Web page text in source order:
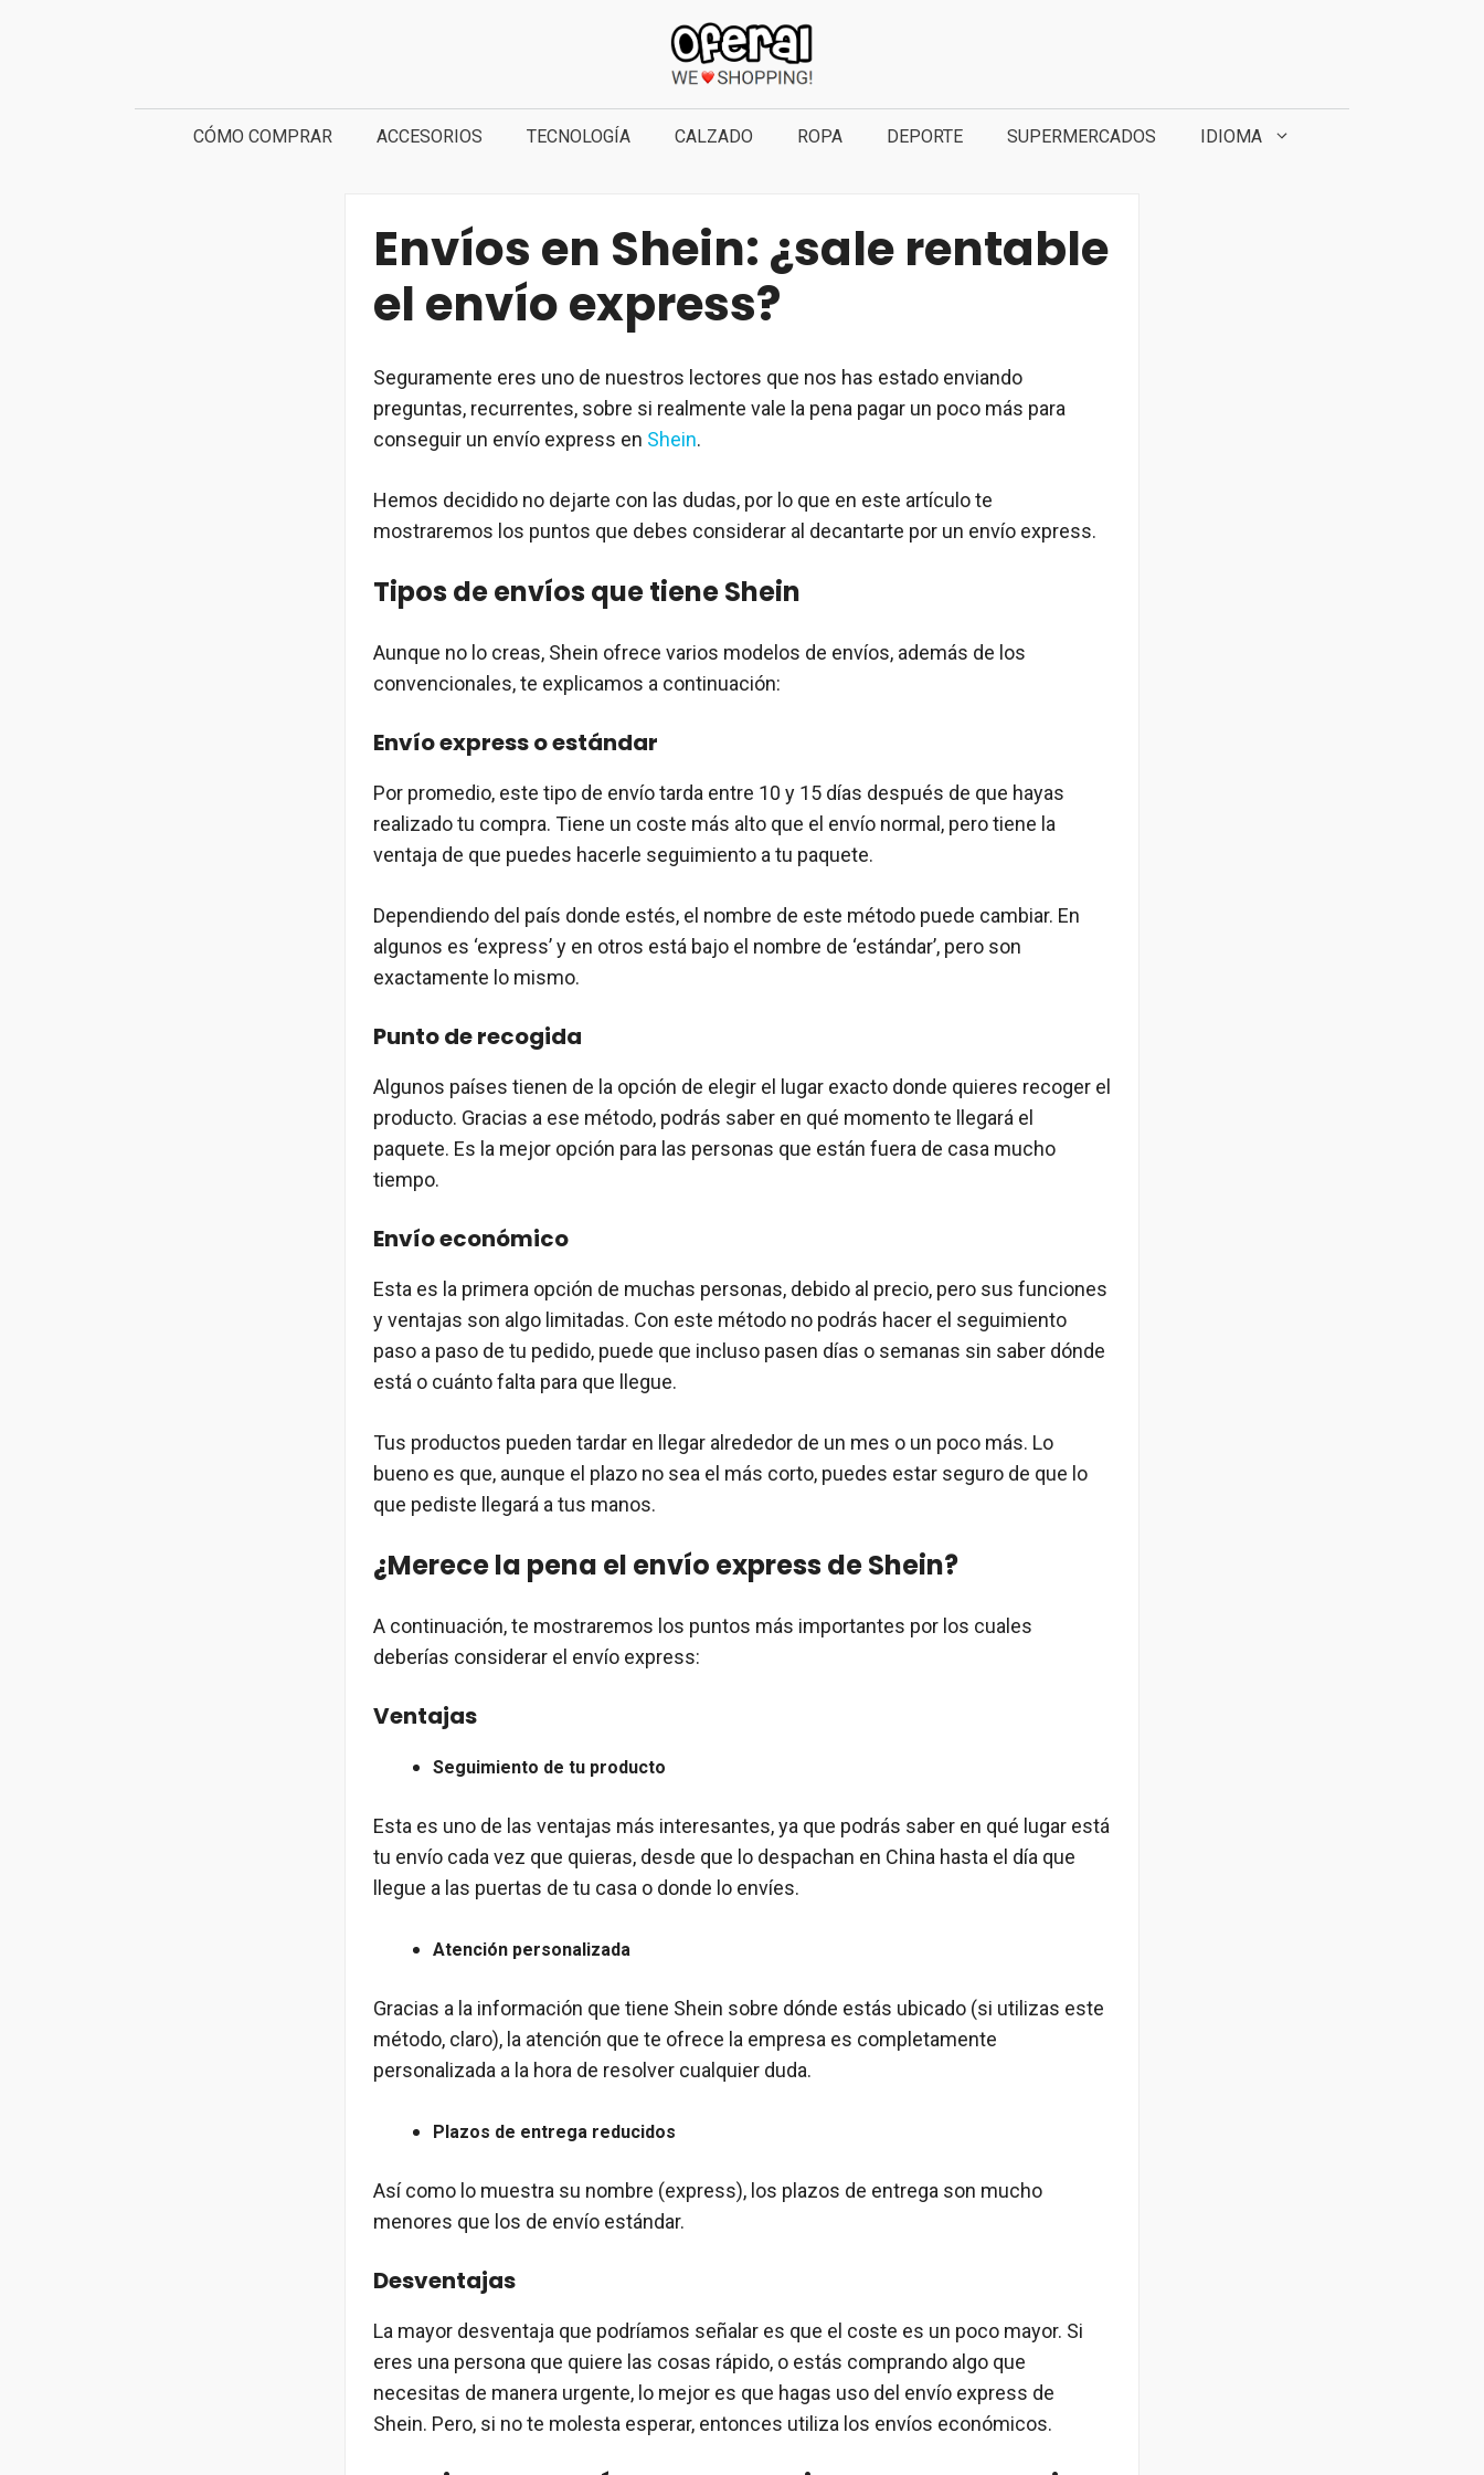
CÓMO COMPRAR ACCESORIOS TECNOLOGÍA CALZADO ROPA DEPORTE SUPERMERCADOS IDIOMA
Envíos en Shein: ¿sale rentable
el envío express?
Seguramente eres uno de nuestros lectores que nos has estado enviando
preguntas, recurrentes, sobre si realmente vale la pena pagar un poco más para
conseguir un envío express en Shein.
Hemos decidido no dejarte con las dudas, por lo que en este artículo te
mostraremos los puntos que debes considerar al decantarte por un envío express.
Tipos de envíos que tiene Shein
Aunque no lo creas, Shein ofrece varios modelos de envíos, además de los
convencionales, te explicamos a continuación:
Envío express o estándar
Por promedio, este tipo de envío tarda entre 10 y 15 días después de que hayas
realizado tu compra. Tiene un coste más alto que el envío normal, pero tiene la
ventaja de que puedes hacerle seguimiento a tu paquete.
Dependiendo del país donde estés, el nombre de este método puede cambiar. En
algunos es ‘express’ y en otros está bajo el nombre de ‘estándar’, pero son
exactamente lo mismo.
Punto de recogida
Algunos países tienen de la opción de elegir el lugar exacto donde quieres recoger el
producto. Gracias a ese método, podrás saber en qué momento te llegará el
paquete. Es la mejor opción para las personas que están fuera de casa mucho
tiempo.
Envío económico
Esta es la primera opción de muchas personas, debido al precio, pero sus funciones
y ventajas son algo limitadas. Con este método no podrás hacer el seguimiento
paso a paso de tu pedido, puede que incluso pasen días o semanas sin saber dónde
está o cuánto falta para que llegue.
Tus productos pueden tardar en llegar alrededor de un mes o un poco más. Lo
bueno es que, aunque el plazo no sea el más corto, puedes estar seguro de que lo
que pediste llegará a tus manos.
¿Merece la pena el envío express de Shein?
A continuación, te mostraremos los puntos más importantes por los cuales
deberías considerar el envío express:
Ventajas
Seguimiento de tu producto
Esta es uno de las ventajas más interesantes, ya que podrás saber en qué lugar está
tu envío cada vez que quieras, desde que lo despachan en China hasta el día que
llegue a las puertas de tu casa o donde lo envíes.
Atención personalizada
Gracias a la información que tiene Shein sobre dónde estás ubicado (si utilizas este
método, claro), la atención que te ofrece la empresa es completamente
personalizada a la hora de resolver cualquier duda.
Plazos de entrega reducidos
Así como lo muestra su nombre (express), los plazos de entrega son mucho
menores que los de envío estándar.
Desventajas
La mayor desventaja que podríamos señalar es que el coste es un poco mayor. Si
eres una persona que quiere las cosas rápido, o estás comprando algo que
necesitas de manera urgente, lo mejor es que hagas uso del envío express de
Shein. Pero, si no te molesta esperar, entonces utiliza los envíos económicos.